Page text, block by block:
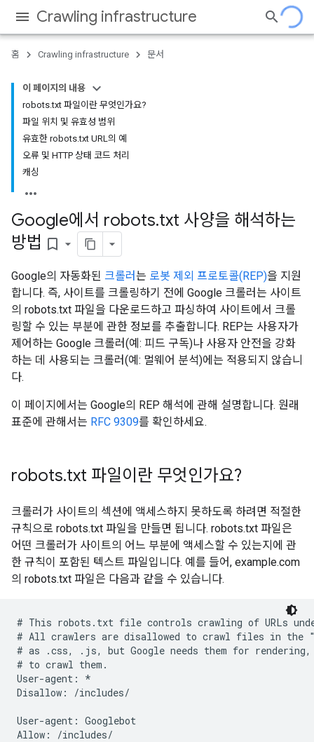
Crawling infrastructure
홈 Crawling infrastructure 문서
이 페이지의 내용
robots.txt 파일이란 무엇인가요?
파일 위치 및 유효성 범위
유효한 robots.txt URL의 예
오류 및 HTTP 상태 코드 처리
캐싱
Google에서 robots.txt 사양을 해석하는
방법 bookmark_border
Google의 자동화된 크롤러 는 로봇 제외 프로토콜(REP)을 지원
합니다. 즉, 사이트를 크롤링하기 전에 Google 크롤러는 사이트
의 robots.txt 파일을 다운로드하고 파싱하여 사이트에서 크롤
링할 수 있는 부분에 관한 정보를 추출합니다. REP는 사용자가
제어하는 Google 크롤러(예: 피드 구독)나 사용자 안전을 강화
하는 데 사용되는 크롤러(예: 멀웨어 분석)에는 적용되지 않습니
다.
이 페이지에서는 Google의 REP 해석에 관해 설명합니다. 원래
표준에 관해서는 RFC 9309를 확인하세요.
robots.txt 파일이란 무엇인가요?
크롤러가 사이트의 섹션에 액세스하지 못하도록 하려면 적절한
규칙으로 robots.txt 파일을 만들면 됩니다. robots.txt 파일은
어떤 크롤러가 사이트의 어느 부분에 액세스할 수 있는지에 관
한 규칙이 포함된 텍스트 파일입니다. 예를 들어, example.com
의 robots.txt 파일은 다음과 같을 수 있습니다.
# This robots.txt file controls crawling of URLs
# All crawlers are disallowed to crawl files in the
# as .css, .js, but Google needs them for rendering,
# to crawl them.
User-agent: *
Disallow: /includes/
User-agent: Googlebot
Allow: /includes/